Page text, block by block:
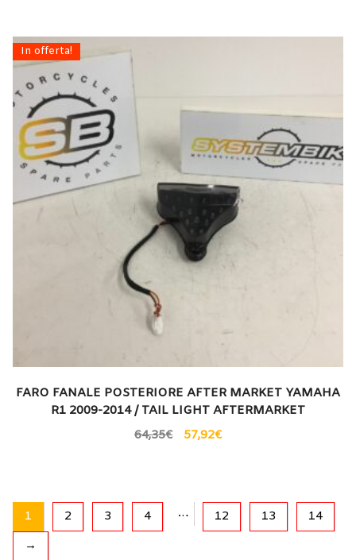
In offerta!
FARO FANALE POSTERIORE AFTER MARKET YAMAHA
R1 2009-2014 / TAIL LIGHT AFTERMARKET
64,35€ 57,92€
1 2 3 4 … 12 13
14
→